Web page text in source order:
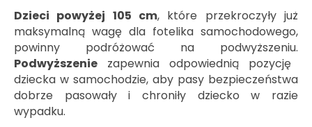
Dzieci powyżej 105 cm, które przekroczyły już
maksymalną wagę dla fotelika samochodowego,
powinny podróżować na podwyższeniu.
Podwyższenie zapewnia odpowiednią pozycję
dziecka w samochodzie, aby pasy bezpieczeństwa
dobrze pasowały i chroniły dziecko w razie
wypadku.